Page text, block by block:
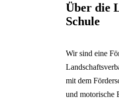
Über die
Schule
Wir sind eine
mit dem
und motorische